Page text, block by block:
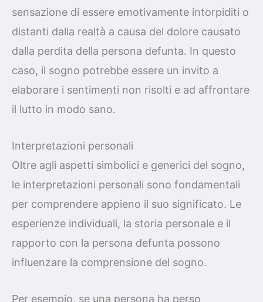
sensazione di essere emotivamente intorpiditi o
distanti dalla realtà a causa del dolore causato
dalla perdita della persona defunta. In questo
caso, il sogno potrebbe essere un invito a
elaborare i sentimenti non risolti e ad affrontare
il lutto in modo sano.
Interpretazioni personali
Oltre agli aspetti simbolici e generici del sogno,
le interpretazioni personali sono fondamentali
per comprendere appieno il suo significato. Le
esperienze individuali, la storia personale e il
rapporto con la persona defunta possono
influenzare la comprensione del sogno.
Per esempio, se una persona ha perso